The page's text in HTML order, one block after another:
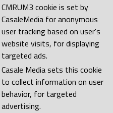
CMRUM3 cookie is set by
CasaleMedia for anonymous
user tracking based on user's
website visits, for displaying
targeted ads.
Casale Media sets this cookie
to collect information on user
behavior, for targeted
advertising.